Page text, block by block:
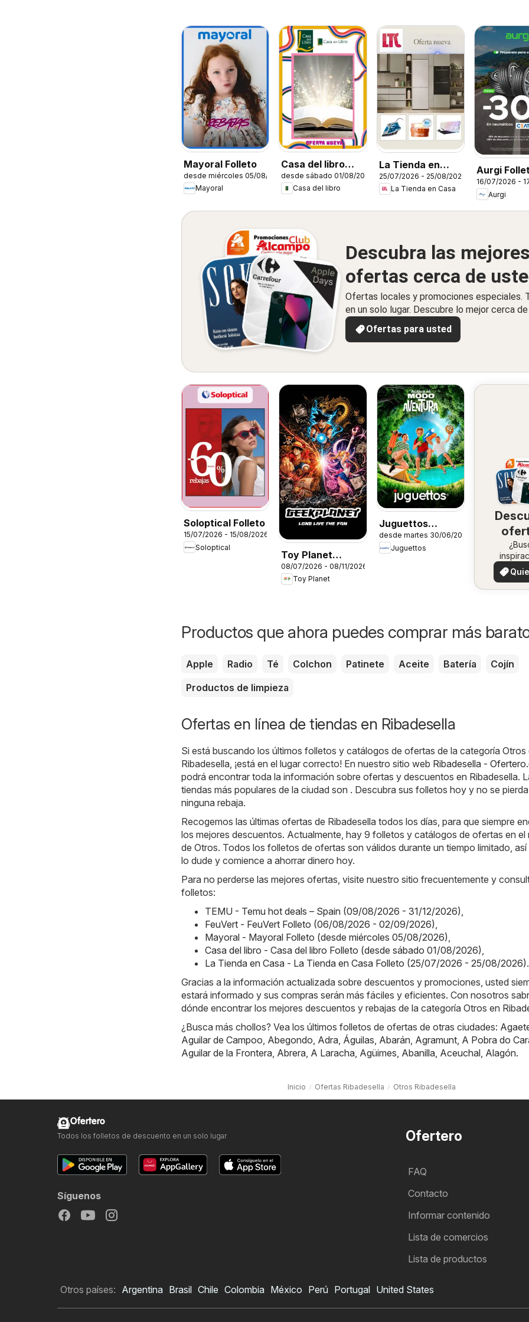
Mayoral Folleto
desde miércoles 05/08/2026
Mayoral
Casa del libro
Folleto
desde sábado 01/08/2026
Casa del libro
La Tienda en
Casa Folleto
25/07/2026 - 25/08/2026
La Tienda en Casa
Aurgi
16/07/2026 -
Aurgi
Descubra las mejores
ofertas cerca de
Ofertas locales y promociones especiales.
en un solo lugar. Descubre lo mejor cerca
Ofertas para usted
Soloptical Folleto
15/07/2026 - 15/08/2026
Soloptical
Toy Planet
Catálogo de
Geek Fan
08/07/2026 - 08/11/2026
Toy Planet
Juguettos
Catálogo
desde martes 30/06/2026
Juguettos
en
¡Vea
ofertas
ver
Productos que ahora puedes comprar más
Apple Radio Té Colchon Patinete Aceite Batería
Cojín
Productos de limpieza
Ofertas en línea de tiendas en Ribadesella
Si está buscando los últimos folletos y catálogos de ofertas de la categoría Otros
Ribadesella, ¡está en el lugar correcto! En nuestro sitio web Ribadesella -
podrá encontrar toda la información sobre ofertas y descuentos en Ribadesella.
tiendas más populares de la ciudad son . Descubra sus folletos hoy y no se pierda
ninguna rebaja.
Recogemos las últimas ofertas de Ribadesella todos los días, para que siempre
los mejores descuentos. Actualmente, hay 9 folletos y catálogos de ofertas en el
de Otros. Todos los folletos de ofertas son válidos durante un tiempo limitado, así
lo dude y comience a ahorrar dinero hoy.
Para no perderse las mejores ofertas, visite nuestro sitio frecuentemente y
folletos:
TEMU - Temu hot deals – Spain (09/08/2026 - 31/12/2026)
FeuVert - FeuVert Folleto (06/08/2026 - 02/09/2026)
Mayoral - Mayoral Folleto (desde miércoles 05/08/2026)
Casa del libro - Casa del libro Folleto (desde sábado 01/08/2026)
La Tienda en Casa - La Tienda en Casa Folleto (25/07/2026 - 25/08/2026).
Gracias a la información actualizada sobre descuentos y promociones, usted
estará informado y sus compras serán más fáciles y eficientes. Con nosotros
dónde encontrar los mejores descuentos y rebajas de la categoría Otros en
¿Busca más chollos? Vea los últimos folletos de ofertas de otras ciudades:
Aguilar de Campoo Abegondo Adra Águilas Abarán Agramunt A Pobra do
Aguilar de la Frontera Abrera A Laracha Agüimes Abanilla Aceuchal Alagón.
Inicio Ofertas Ribadesella Otros Ribadesella
Ofertero
FAQ
Contacto
Informar contenido
Lista de comercios
Lista de productos
Ofertero
Todos los folletos de descuento en un solo lugar
Síguenos
Otros países: Argentina Brasil Chile Colombia México Perú Portugal United States